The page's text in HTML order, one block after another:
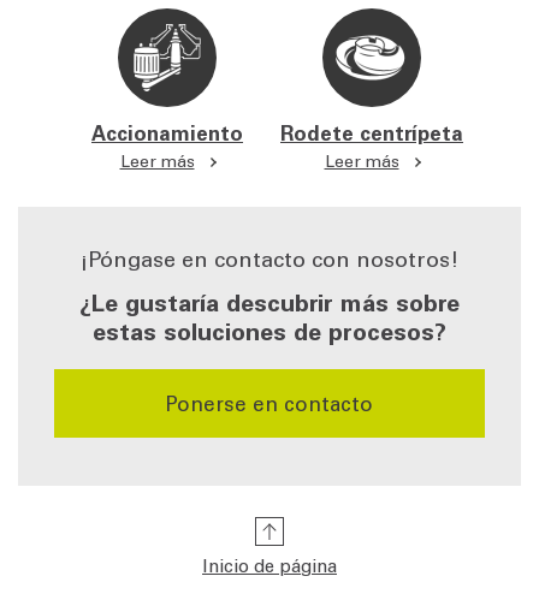
Accionamiento
Leer más
Rodete centrípeta
Leer más
¡Póngase en contacto con nosotros!
¿Le gustaría descubrir más sobre
estas soluciones de procesos?
Ponerse en contacto
Inicio de página